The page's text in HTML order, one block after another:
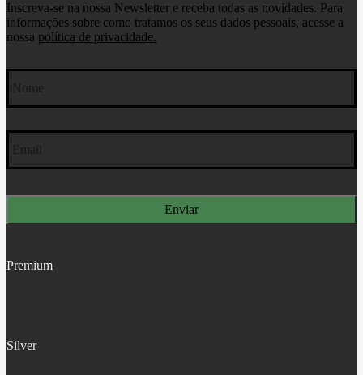
Inscreva-se na nossa Newsletter e receba todas as novidades. Para
informações sobre como tratamos os seus dados pessoais, acesse a
nossa política de privacidade.
Nome *
Email *
Premium
Silver